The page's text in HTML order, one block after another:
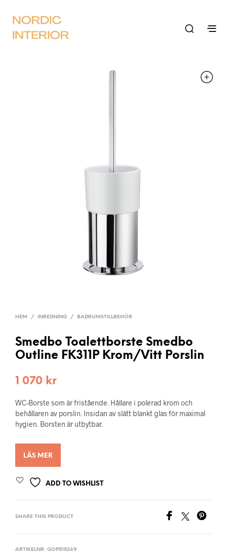
HEM / INREDNING / BADRUMSTILLBEHÖR
Smedbo Toalettborste Smedbo
Outline FK311P Krom/Vitt Porslin
1 070 kr
WC-Borste som är fristående. Hållare i polerad krom och
behållaren av porslin. Insidan av slätt blankt glas för maximal
hygien. Borsten är utbytbar.
LÄS MER
ADD TO WISHLIST
SHARE THIS PRODUCT
ARTIKELNR: GOP515269